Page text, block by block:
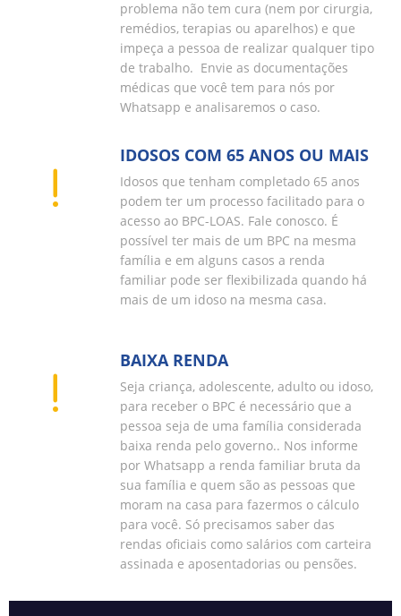
problema não tem cura (nem por cirurgia,
remédios, terapias ou aparelhos) e que
impeça a pessoa de realizar qualquer tipo
de trabalho. Envie as documentações
médicas que você tem para nós por
Whatsapp e analisaremos o caso.
IDOSOS COM 65 ANOS OU MAIS
Idosos que tenham completado 65 anos
podem ter um processo facilitado para o
acesso ao BPC-LOAS. Fale conosco. É
possível ter mais de um BPC na mesma
família e em alguns casos a renda
familiar pode ser flexibilizada quando há
mais de um idoso na mesma casa.
BAIXA RENDA
Seja criança, adolescente, adulto ou idoso,
para receber o BPC é necessário que a
pessoa seja de uma família considerada
baixa renda pelo governo.. Nos informe
por Whatsapp a renda familiar bruta da
sua família e quem são as pessoas que
moram na casa para fazermos o cálculo
para você. Só precisamos saber das
rendas oficiais como salários com carteira
assinada e aposentadorias ou pensões.